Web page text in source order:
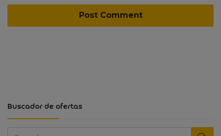
Buscador de ofertas